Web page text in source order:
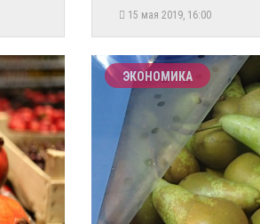
15 мая 2019, 16:00
ЭКОНОМИКА